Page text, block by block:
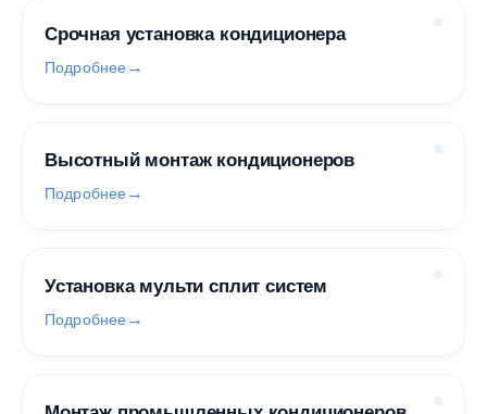
Срочная установка кондиционера
Подробнее
Высотный монтаж кондиционеров
Подробнее
Установка мульти сплит систем
Подробнее